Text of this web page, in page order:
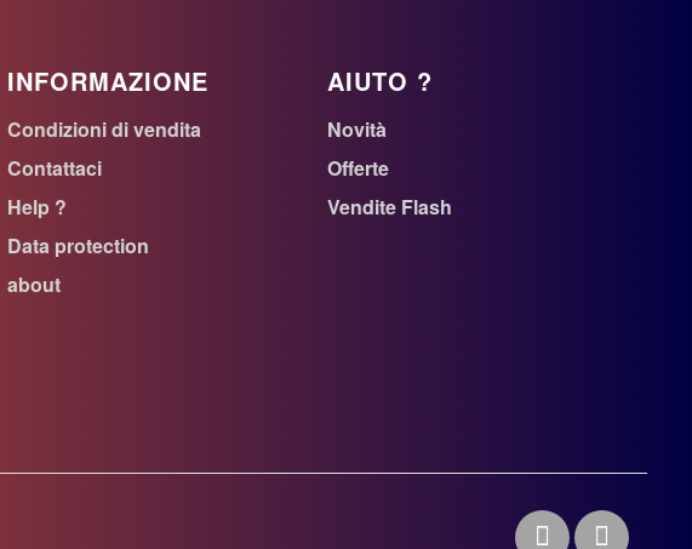
INFORMAZIONE
Condizioni di vendita
Contattaci
Help ?
Data protection
about
AIUTO ?
Novità
Offerte
Vendite Flash